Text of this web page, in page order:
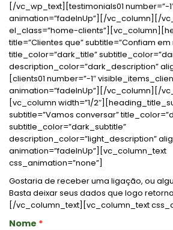
[/vc_wp_text][testimonials01 number=”-
animation=”fadeInUp”][/vc_column][/
el_class=”home-
title=”Clientes que” subtitle=”Confiam em
title_color=”dark_title”
description_color=”dark_description”
[clients01 number=”-1″
animation=”fadeInUp”][/vc_column][/
[vc_column width=”1/
subtitle=”Vamos conversar”
subtitle_color=”dark_subtitle”
description_color=”light_description”
animation=”fadeInUp”][vc_column_text
css_animation=”none”]
Gostaria de receber uma ligação, ou
Basta deixar seus dados que logo
[/vc_column_text][vc_column_text
Nome